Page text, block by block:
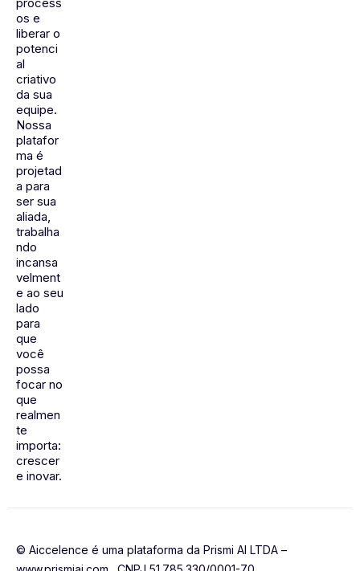
os e
liberar o
potenci
al
criativo
da sua
equipe.
Nossa
platafor
ma é
projetad
a para
ser sua
aliada,
trabalha
ndo
incansa
velment
e ao seu
lado
para
que
você
possa
focar no
que
realmen
te
importa:
crescer
e inovar.
© Aiccelence é uma plataforma da Prismi AI LTDA –